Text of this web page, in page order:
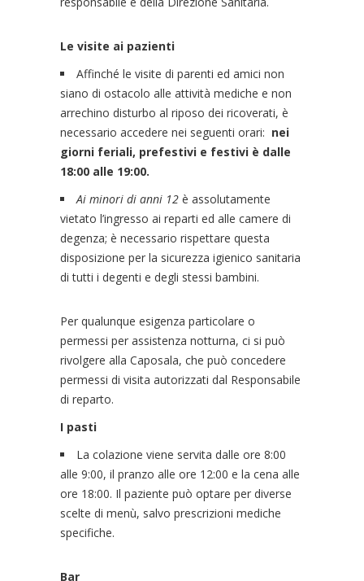
Le visite ai pazienti
Affinché le visite di parenti ed amici non
siano di ostacolo alle attività mediche e non
arrechino disturbo al riposo dei ricoverati, è
necessario accedere nei seguenti orari: nei
giorni feriali, prefestivi e festivi è dalle
18:00 alle 19:00.
Ai minori di anni 12 è assolutamente
vietato l’ingresso ai reparti ed alle camere di
degenza; è necessario rispettare questa
disposizione per la sicurezza igienico sanitaria
di tutti i degenti e degli stessi bambini.
Per qualunque esigenza particolare o
permessi per assistenza notturna, ci si può
rivolgere alla Caposala, che può concedere
permessi di visita autorizzati dal Responsabile
di reparto.
I pasti
La colazione viene servita dalle ore 8:00
alle 9:00, il pranzo alle ore 12:00 e la cena alle
ore 18:00. Il paziente può optare per diverse
scelte di menù, salvo prescrizioni mediche
specifiche.
Bar